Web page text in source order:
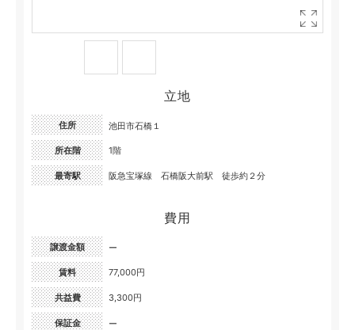
立地
住所 池田市石橋１
所在階 1階
最寄駅 阪急宝塚線 石橋阪大前駅 徒歩約２分
費用
譲渡金額 ー
賃料 77,000円
共益費 3,300円
保証金 ー